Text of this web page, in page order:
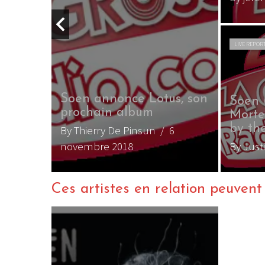
Soen annonce Lotus, son
prochain album
By Thierry De Pinsun/ 6
novembre 2018
LIVE
Soen
by
By
Ces artistes en relation peuvent